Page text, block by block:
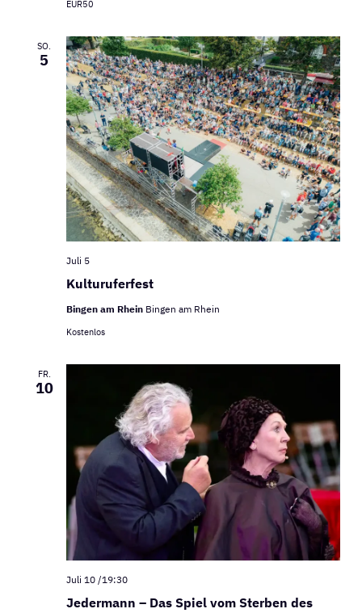
EUR50
SO.
5
Kulturuferfest
Juli 5
Bingen am Rhein Bingen am Rhein
Kostenlos
FR.
10
Jedermann – Das Spiel vom Sterben des
Juli 10 /19:30